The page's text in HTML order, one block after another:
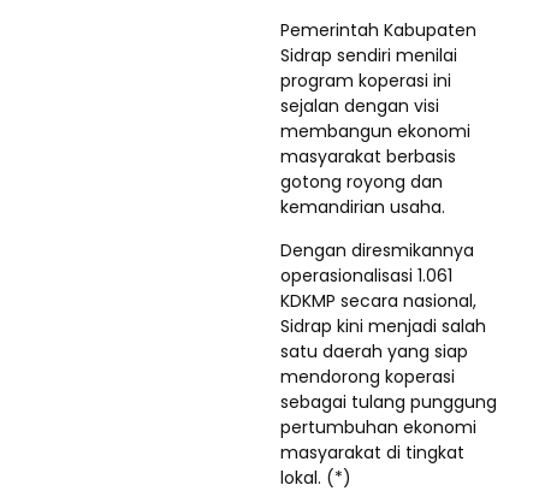
Pemerintah Kabupaten
Sidrap sendiri menilai
program koperasi ini
sejalan dengan visi
membangun ekonomi
masyarakat berbasis
gotong royong dan
kemandirian usaha.
Dengan diresmikannya
operasionalisasi 1.061
KDKMP secara nasional,
Sidrap kini menjadi salah
satu daerah yang siap
mendorong koperasi
sebagai tulang punggung
pertumbuhan ekonomi
masyarakat di tingkat
lokal. (*)